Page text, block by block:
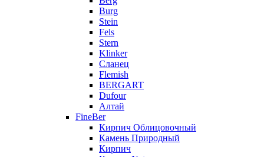
Burg
Stein
Fels
Stern
Klinker
Сланец
Flemish
BERGART
Dufour
Алтай
FineBer
Кирпич Облицовочный
Камень Природный
Кирпич